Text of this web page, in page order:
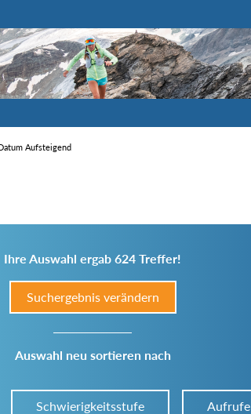
Aufsteigend
Ihre Auswahl ergab 624 Treffer!
Suchergebnis verändern
Auswahl neu sortieren nach
Schwierigkeitsstufe Aufrufe